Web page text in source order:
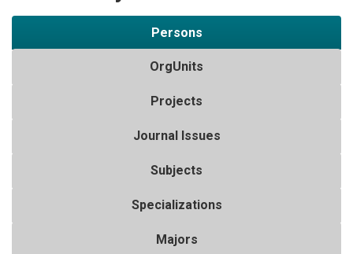
Persons
OrgUnits
Projects
Journal Issues
Subjects
Specializations
Majors